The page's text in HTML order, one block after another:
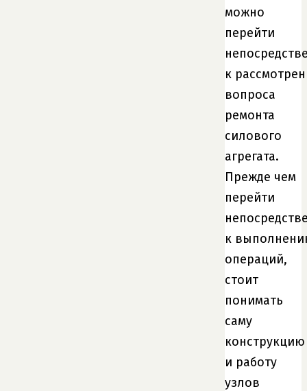
можно
перейти
к
вопроса
ремонта
силового
агрегата.
Прежде чем
перейти
к
операций,
стоит
понимать
саму
конструкцию
и работу
узлов